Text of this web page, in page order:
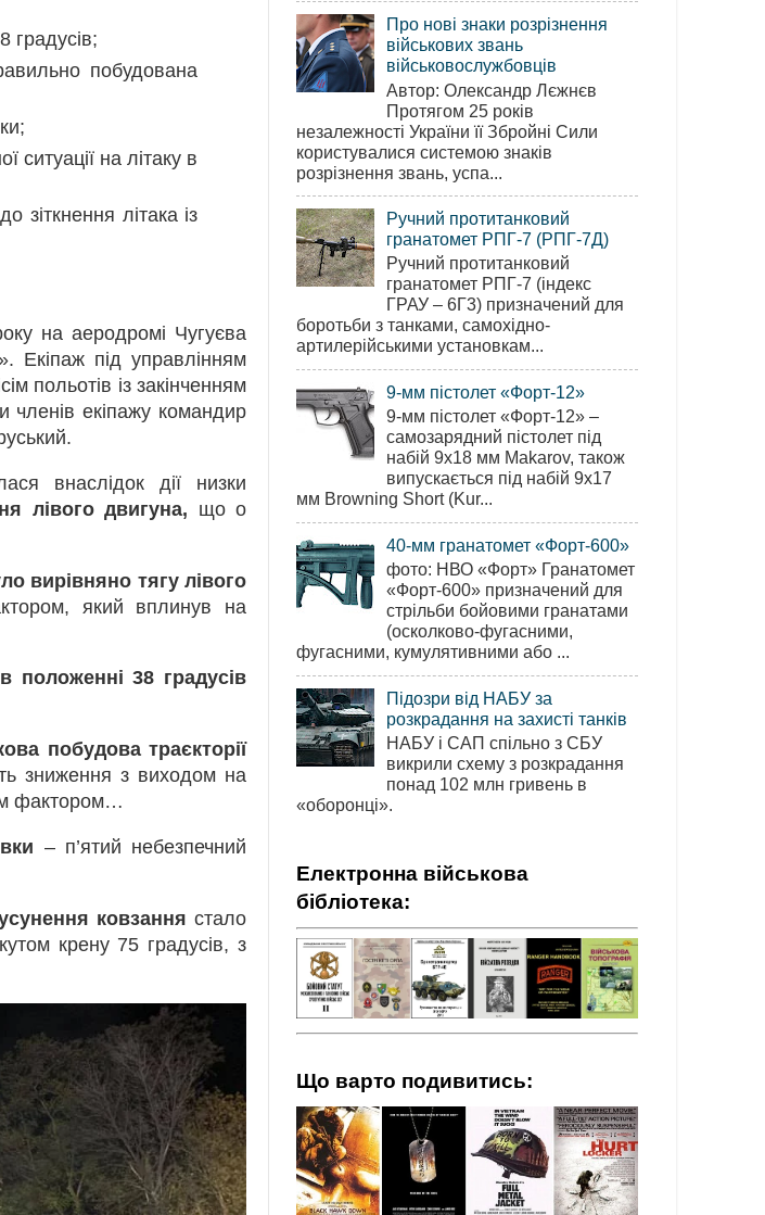
градусів;
побудована
ситуації на літаку в
зіткнення літака із
на аеродромі Чугуєва
Екіпаж під управлінням
польотів із закінченням
членів екіпажу командир
внаслідок дії низки
лівого двигуна, що о
вирівняно тягу лівого
який вплинув на
положенні 38 градусів
побудова траєкторії
зниження з виходом на
фактором…
– п’ятий небезпечний
ковзання стало
крену 75 градусів, з
Про нові знаки розрізнення
військових звань
військовослужбовців
Автор: Олександр Лєжнєв
Протягом 25 років
незалежності України її Збройні Сили
користувалися системою знаків
розрізнення звань, успа...
Ручний протитанковий
гранатомет РПГ-7 (РПГ-7Д)
Ручний протитанковий
гранатомет РПГ-7 (індекс
ГРАУ – 6Г3) призначений для
боротьби з танками, самохідно-
артилерійськими установкам...
9-мм пістолет «Форт-12»
9-мм пістолет «Форт-12» –
самозарядний пістолет під
набій 9х18 мм Makarov, також
випускається під набій 9х17
мм Browning Short (Kur...
40-мм гранатомет «Форт-600»
фото: НВО «Форт» Гранатомет
«Форт-600» призначений для
стрільби бойовими гранатами
(осколково-фугасними,
фугасними, кумулятивними або ...
Підозри від НАБУ за
розкрадання на захисті танків
НАБУ і САП спільно з СБУ
викрили схему з розкрадання
понад 102 млн гривень в
«оборонці».
Електронна військова
бібліотека:
Що варто подивитись: